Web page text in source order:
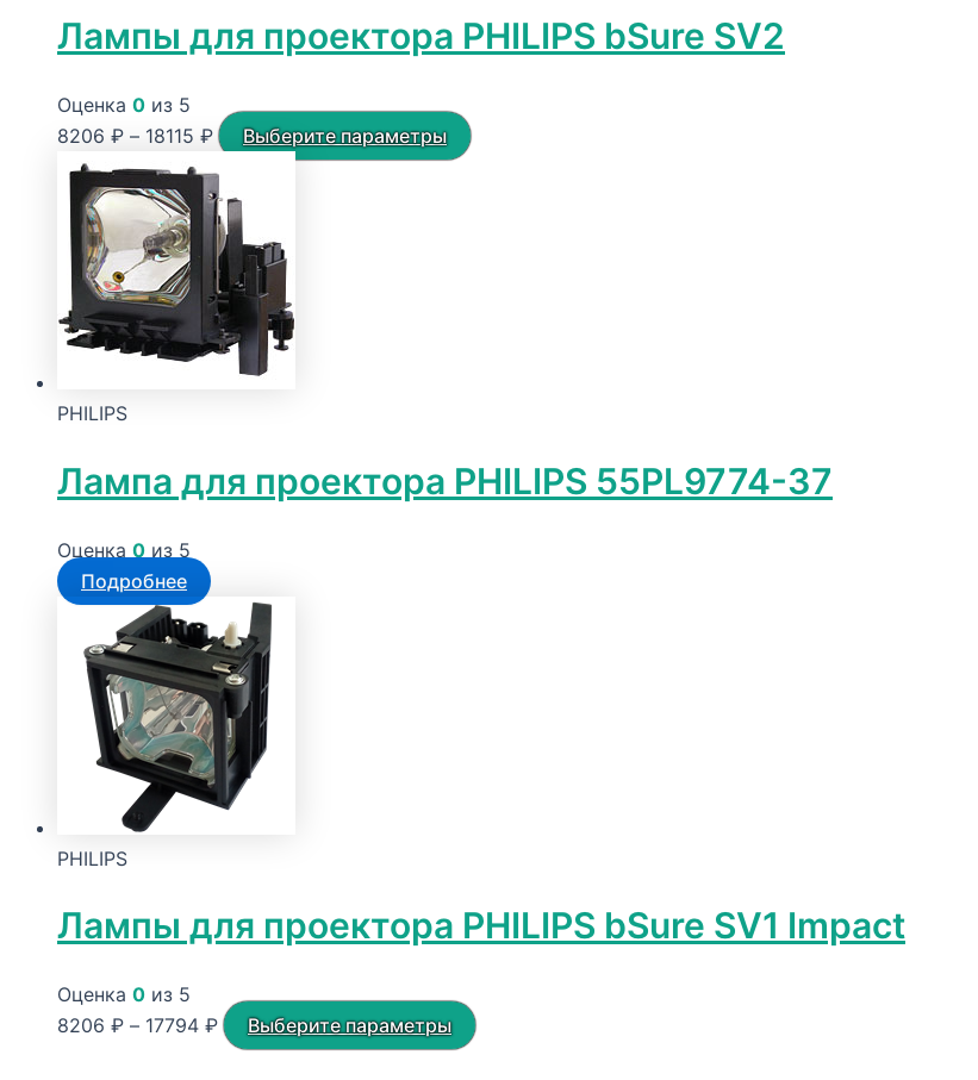
Лампы для проектора PHILIPS bSure SV2
Оценка 0 из 5
8206 ₽ – 18115 ₽Диапазон
8206 ₽
–
18115 ₽
Выберите параметры
Этот
PHILIPS
Лампа для проектора PHILIPS 55PL9774-37
Оценка 0 из 5
Подробнее
PHILIPS
Лампы для проектора PHILIPS bSure SV1 Impact
Оценка 0 из 5
8206 ₽ – 17794 ₽Диапазон
цен:
Выберите параметры
Этот